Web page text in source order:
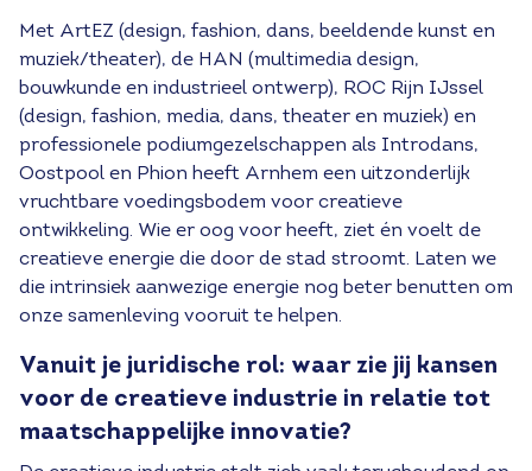
Met ArtEZ (design, fashion, dans, beeldende kunst en
muziek/theater), de HAN (multimedia design,
bouwkunde en industrieel ontwerp), ROC Rijn IJssel
(design, fashion, media, dans, theater en muziek) en
professionele podiumgezelschappen als Introdans,
Oostpool en Phion heeft Arnhem een uitzonderlijk
vruchtbare voedingsbodem voor creatieve
ontwikkeling. Wie er oog voor heeft, ziet én voelt de
creatieve energie die door de stad stroomt. Laten we
die intrinsiek aanwezige energie nog beter benutten om
onze samenleving vooruit te helpen.
Vanuit je juridische rol: waar zie jij kansen
voor de creatieve industrie in relatie tot
maatschappelijke innovatie?